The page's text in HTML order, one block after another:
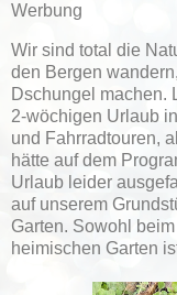
Werbung
Wir sind total die
den Bergen
Dschungel machen.
2-wöchigen Urlaub
und Fahrradtouren,
hätte auf dem
Urlaub leider
auf unserem
Garten. Sowohl
heimischen Garten